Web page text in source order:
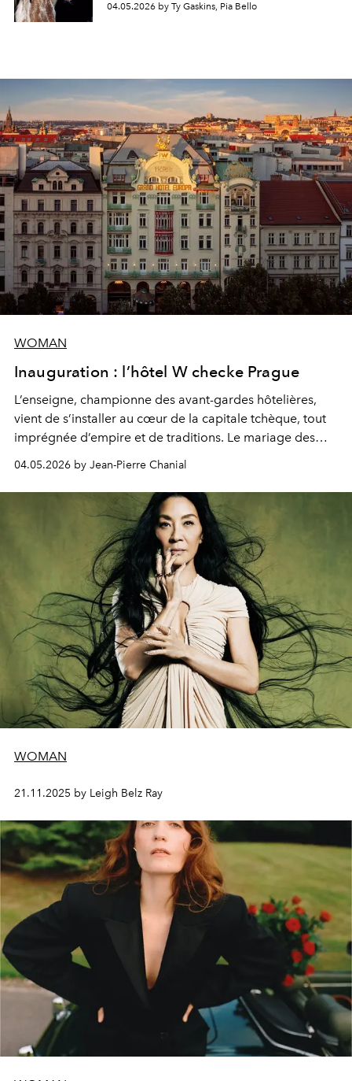
04.05.2026 by Ty Gaskins, Pia Bello
WOMAN
Inauguration : l’hôtel W checke Prague
L’enseigne, championne des avant-gardes hôtelières,
vient de s’installer au cœur de la capitale tchèque, tout
imprégnée d’empire et de traditions. Le mariage des
04.05.2026 by Jean-Pierre Chanial
WOMAN
21.11.2025 by Leigh Belz Ray